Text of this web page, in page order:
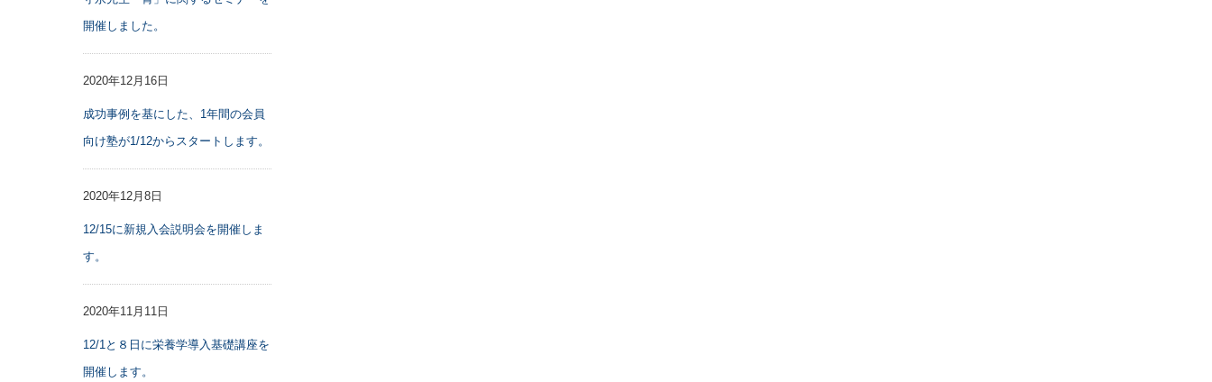
開催しました。
2020年12月16日
成功事例を基にした、1年間の会員
向け塾が1/12からスタートします。
2020年12月8日
12/15に新規入会説明会を開催しま
す。
2020年11月11日
12/1と８日に栄養学導入基礎講座を
開催します。